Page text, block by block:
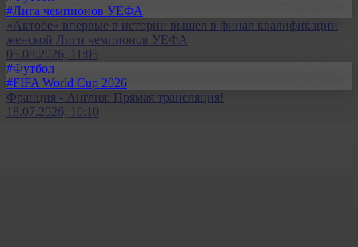
#Лига чемпионов УЕФА
«Актобе» впервые в истории вышел в финал квалификации
женской Лиги чемпионов УЕФА
05.08.2026, 11:05
#Футбол
#FIFA World Cup 2026
Франция - Англия: Прямая трансляция!
18.07.2026, 10:10